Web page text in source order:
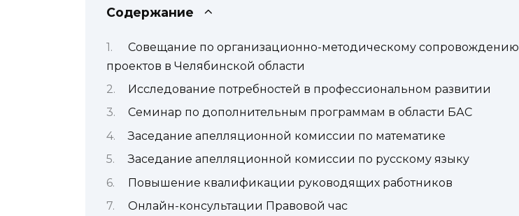
Содержание
Совещание по организационно-методическому сопровождению
проектов в Челябинской области
Исследование потребностей в профессиональном развитии
Семинар по дополнительным программам в области БАС
Заседание апелляционной комиссии по математике
Заседание апелляционной комиссии по русскому языку
Повышение квалификации руководящих работников
Онлайн-консультации Правовой час